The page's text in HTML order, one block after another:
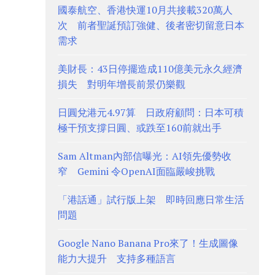
國泰航空、香港快運10月共接載320萬人
次 前者聖誕預訂強健、後者密切留意日本
需求
美財長：43日停擺造成110億美元永久經濟
損失 對明年增長前景仍樂觀
日圓兌港元4.97算 日政府顧問：日本可積
極干預支撐日圓、或跌至160前就出手
Sam Altman內部信曝光：AI領先優勢收
窄 Gemini 令OpenAI面臨嚴峻挑戰
「港話通」試行版上架 即時回應日常生活
問題
Google Nano Banana Pro來了！生成圖像
能力大提升 支持多種語言